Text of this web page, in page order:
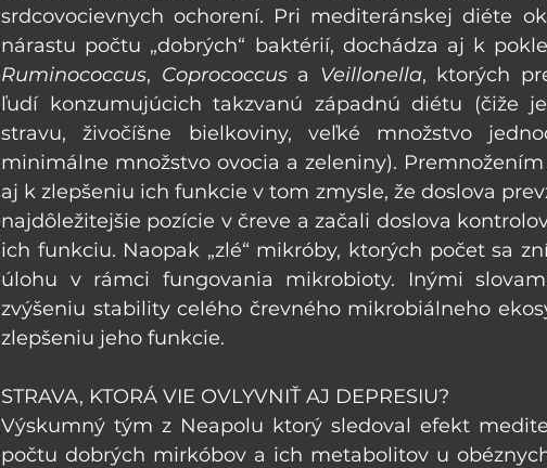
srdcovocievnych ochorení. Pri mediteránskej diéte
Ruminococcus, Coprococcus a Veillonella, ktorých
ľudí konzumujúcich takzvanú západnú diétu (čiže
stravu, živočíšne bielkoviny, veľké množstvo
minimálne množstvo ovocia a zeleniny).
aj k zlepšeniu ich funkcie v tom zmysle, že doslova
najdôležitejšie pozície v čreve a začali doslova
ich funkciu. Naopak „zlé“ mikróby, ktorých počet sa
úlohu v rámci fungovania mikrobioty. Inými
zvýšeniu stability celého črevného mikrobiálneho
zlepšeniu jeho funkcie.
STRAVA, KTORÁ VIE OVLYVNIŤ AJ DEPRESIU?
Výskumný tým z Neapolu ktorý sledoval efekt
počtu dobrých mirkóbov a ich metabolitov u